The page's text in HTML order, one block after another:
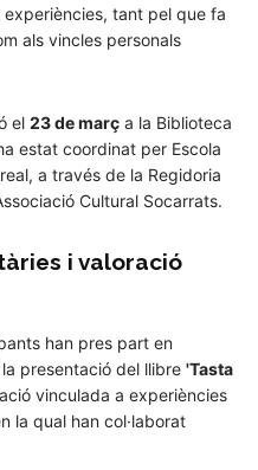
tant pel que fa
als vincles personals
el 23 de març a la Biblioteca
estat coordinat per Escola
a través de la Regidoria
Cultural Socarrats.
i valoració
han pres part en
presentació del llibre 'Tasta
vinculada a experiències
la qual han col·laborat